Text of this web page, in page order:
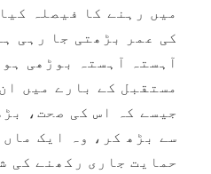
میں رہنے کا فیصلہ
کی عمر بڑھتی جا رہی
آہستہ آہستہ بوڑھی
مستقبل کے بارے میں
جیسے کہ اس کی صحت،
سے بڑھ کر، وہ ایک
حمایت جاری رکھنے کی